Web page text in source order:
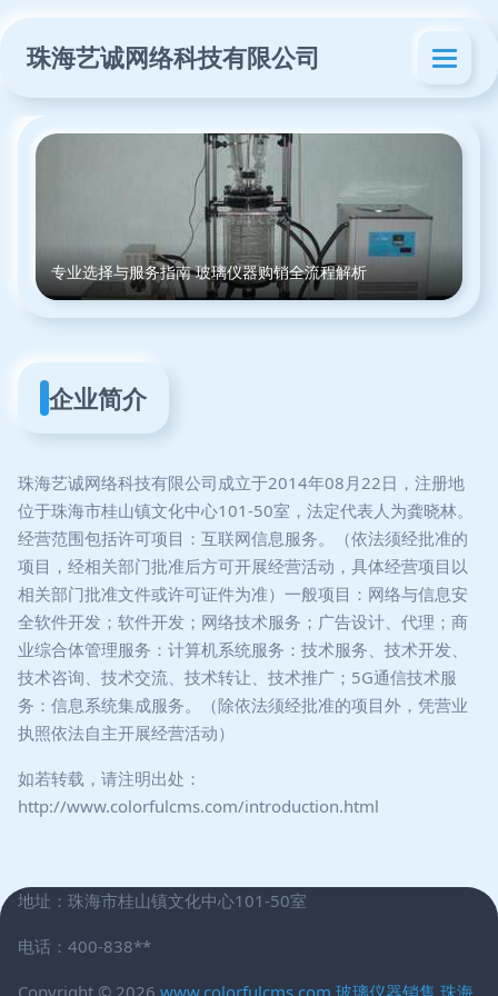
珠海艺诚网络科技有限公司
专业选择与服务指南 玻璃仪器购销全流程解析
企业简介
珠海艺诚网络科技有限公司成立于2014年08月22日，注册地
位于珠海市桂山镇文化中心101-50室，法定代表人为龚晓林。
经营范围包括许可项目：互联网信息服务。（依法须经批准的
项目，经相关部门批准后方可开展经营活动，具体经营项目以
相关部门批准文件或许可证件为准）一般项目：网络与信息安
全软件开发；软件开发；网络技术服务；广告设计、代理；商
业综合体管理服务：计算机系统服务：技术服务、技术开发、
技术咨询、技术交流、技术转让、技术推广；5G通信技术服
务：信息系统集成服务。（除依法须经批准的项目外，凭营业
执照依法自主开展经营活动）
如若转载，请注明出处：
http://www.colorfulcms.com/introduction.html
地址：珠海市桂山镇文化中心101-50室
电话：400-838**
Copyright © 2026 www.colorfulcms.com 玻璃仪器销售 珠海